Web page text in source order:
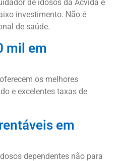
de idosos da Acvida é
investimento. Não é
de saúde.
mil em
os melhores
e excelentes taxas de
em
dependentes não para